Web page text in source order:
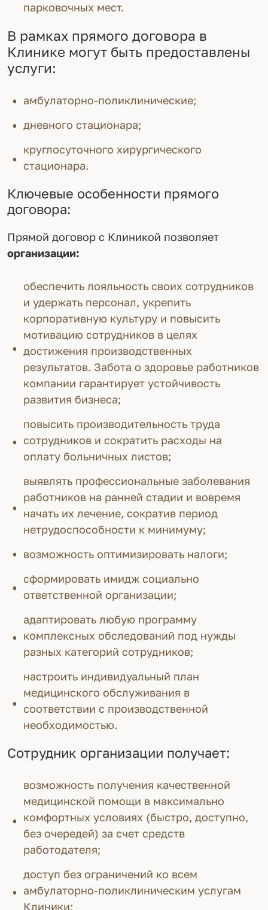
парковочных мест.
В рамках прямого договора в
Клинике могут быть предоставлены
услуги:
амбулаторно-поликлинические;
дневного стационара;
круглосуточного хирургического
стационара.
Ключевые особенности прямого
договора:
Прямой договор с Клиникой позволяет
организации:
обеспечить лояльность своих сотрудников
и удержать персонал, укрепить
корпоративную культуру и повысить
мотивацию сотрудников в целях
достижения производственных
результатов. Забота о здоровье работников
компании гарантирует устойчивость
развития бизнеса;
повысить производительность труда
сотрудников и сократить расходы на
оплату больничных листов;
выявлять профессиональные заболевания
работников на ранней стадии и вовремя
начать их лечение, сократив период
нетрудоспособности к минимуму;
возможность оптимизировать налоги;
сформировать имидж социально
ответственной организации;
адаптировать любую программу
комплексных обследований под нужды
разных категорий сотрудников;
настроить индивидуальный план
медицинского обслуживания в
соответствии с производственной
необходимостью.
Сотрудник организации получает:
возможность получения качественной
медицинской помощи в максимально
комфортных условиях (быстро, доступно,
без очередей) за счет средств
работодателя;
доступ без ограничений ко всем
амбулаторно-поликлиническим услугам
Клиники;